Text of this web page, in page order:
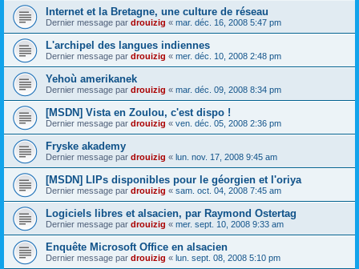
Internet et la Bretagne, une culture de réseau
Dernier message par drouizig « mar. déc. 16, 2008 5:47 pm
L'archipel des langues indiennes
Dernier message par drouizig « mer. déc. 10, 2008 2:48 pm
Yehoù amerikanek
Dernier message par drouizig « mar. déc. 09, 2008 8:34 pm
[MSDN] Vista en Zoulou, c'est dispo !
Dernier message par drouizig « ven. déc. 05, 2008 2:36 pm
Fryske akademy
Dernier message par drouizig « lun. nov. 17, 2008 9:45 am
[MSDN] LIPs disponibles pour le géorgien et l'oriya
Dernier message par drouizig « sam. oct. 04, 2008 7:45 am
Logiciels libres et alsacien, par Raymond Ostertag
Dernier message par drouizig « mer. sept. 10, 2008 9:33 am
Enquête Microsoft Office en alsacien
Dernier message par drouizig « lun. sept. 08, 2008 5:10 pm